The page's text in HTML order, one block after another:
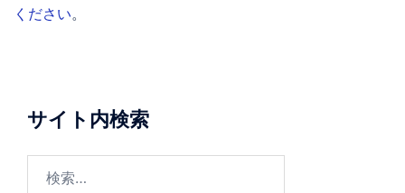
ください。
サイト内検索